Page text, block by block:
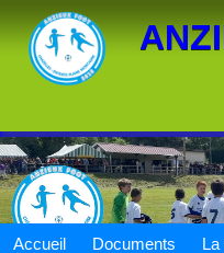
Accueil Documents La
Panneau de gestion des